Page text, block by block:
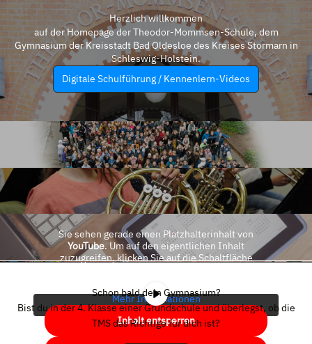
Herzlich willkommen
auf der Homepage der Theodor-Mommsen-Schule, dem
Gymnasium der Kreisstadt Bad Oldesloe des Kreises Stormarn in
Schleswig-Holstein.
Digitale Schulführung / Kennenlern-Videos
Sie sehen gerade einen Platzhalterinhalt von
YouTube. Um auf den eigentlichen Inhalt
zuzugreifen, klicken Sie auf die Schaltfläche
Mehr Informationen
Inhalt entsperren
Schon bald dein Gymnasium?
Bist du in der 4. Klasse einer Grundschule und überlegst, ob die
TMS das Richtige für dich ist?